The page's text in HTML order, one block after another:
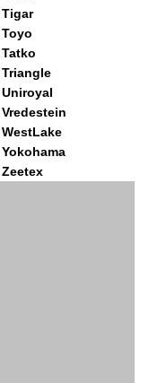
Tigar
Toyo
Tatko
Triangle
Uniroyal
Vredestein
WestLake
Yokohama
Zeetex